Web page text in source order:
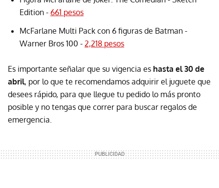
Edition - 661 pesos
McFarlane Multi Pack con 6 figuras de Batman -
Warner Bros 100 - 2,218 pesos
Es importante señalar que su vigencia es hasta el 30 de
abril, por lo que te recomendamos adquirir el juguete que
desees rápido, para que llegue tu pedido lo más pronto
posible y no tengas que correr para buscar regalos de
emergencia.